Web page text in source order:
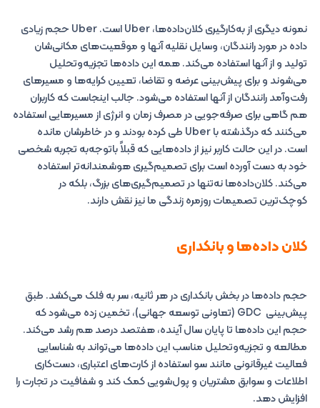
نمونه دیگری از به‌کارگیری کلان‌داده‌ها، Uber است. Uber حجم زیادی
داده در مورد رانندگان، وسایل نقلیه آنها و موقعیت‌های مکانی‌شان
تولید و از آنها استفاده می‌کند. همه این داده‌ها تجزیه‌وتحلیل
می‌شوند و برای پیش‌بینی عرضه و تقاضا، تعیین کرایه‌ها و مسیرهای
رفت‌وآمد رانندگان از آنها استفاده می‌شود. جالب اینجاست که کاربران
هم گاهی برای صرفه‌جویی در مصرف زمان و انرژی از مسیرهایی استفاده
می‌کنند که درگذشته با Uber طی کرده بودند و در خاطرشان مانده
است. در این حالت کاربر نیز از داده‌هایی که قبلاً باتوجه‌به تجربه شخصی
خود به دست آورده است برای تصمیم‌گیری هوشمندانه‌تر استفاده
می‌کند. کلان‌داده‌ها نه‌تنها در تصمیم‌گیری‌های بزرگ، بلکه در
کوچک‌ترین تصمیمات روزمره زندگی ما نیز نقش دارند.
کلان‌ داده‌ها و بانکداری
حجم داده‌ها در بخش بانکداری در هر ثانیه، سر به فلک می‌کشد. طبق
پیش‌بینی GDC (تعاونی توسعه جهانی)، تخمین زده می‌شود که
حجم این داده‌ها تا پایان سال آینده، هفتصد درصد هم رشد می‌کند.
مطالعه و تجزیه‌وتحلیل مناسب این داده‌ها می‌تواند به شناسایی
فعالیت غیرقانونی مانند سو استفاده از کارت‌های اعتباری، دست‌کاری
اطلاعات و سوابق مشتریان و پول‌شویی کمک کند و شفافیت در تجارت را
افزایش دهد.